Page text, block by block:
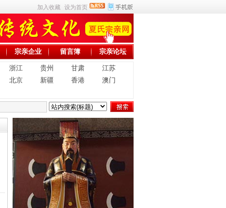
加入收藏 设为首页
宗亲企业 留言簿 宗亲论坛
浙江 贵州 甘肃
江苏
北京 新疆 香港
澳门